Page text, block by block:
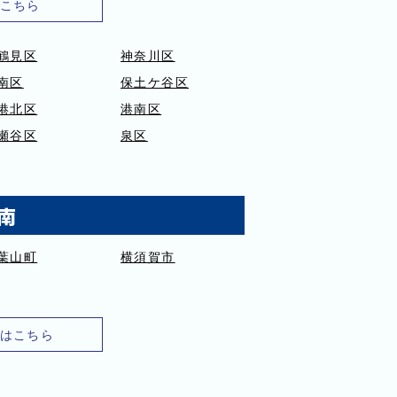
ちら
見区
神奈川区
区
保土ケ谷区
北区
港南区
谷区
泉区
山町 横須賀市
こちら